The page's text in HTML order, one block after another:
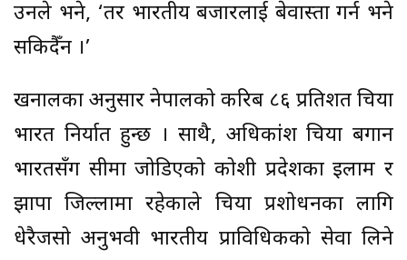
उनले भने, ‘तर भारतीय बजारलाई बेवास्ता गर्न भने
सकिदैँन ।’
खनालका अनुसार नेपालको करिब ८६ प्रतिशत चिया
भारत निर्यात हुन्छ । साथै, अधिकांश चिया बगान
भारतसँग सीमा जोडिएको कोशी प्रदेशका इलाम र
झापा जिल्लामा रहेकाले चिया प्रशोधनका लागि
धेरैजसो अनुभवी भारतीय प्राविधिकको सेवा लिने